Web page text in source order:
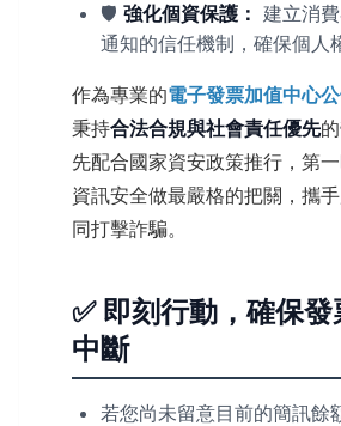
🛡️ 強化個資保護： 建立消
通知的信任機制，確保個人
作為專業的電子發票加值中心
秉持合法合規與社會責任優先
先配合國家資安政策推行，第
資訊安全做最嚴格的把關，攜
同打擊詐騙。
✅ 即刻行動，確保
中斷
若您尚未留意目前的簡訊餘